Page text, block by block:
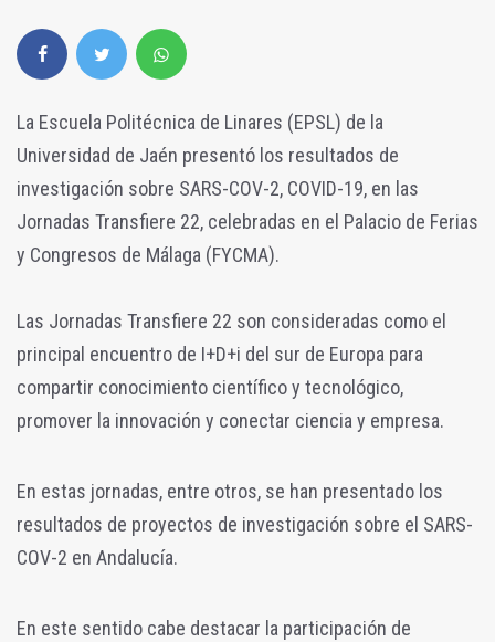
La Escuela Politécnica de Linares (EPSL) de la
Universidad de Jaén presentó los resultados de
investigación sobre SARS-COV-2, COVID-19, en las
Jornadas Transfiere 22, celebradas en el Palacio de Ferias
y Congresos de Málaga (FYCMA).
Las Jornadas Transfiere 22 son consideradas como el
principal encuentro de I+D+i del sur de Europa para
compartir conocimiento científico y tecnológico,
promover la innovación y conectar ciencia y empresa.
En estas jornadas, entre otros, se han presentado los
resultados de proyectos de investigación sobre el SARS-
COV-2 en Andalucía.
En este sentido cabe destacar la participación de